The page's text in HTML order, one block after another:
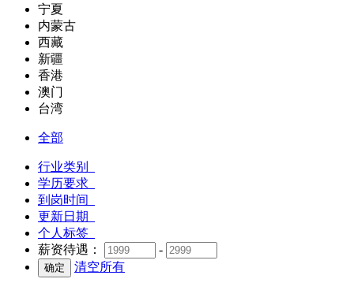
宁夏
内蒙古
西藏
新疆
香港
澳门
台湾
全部
行业类别
学历要求
到岗时间
更新日期
个人标签
薪资待遇：
-
清空所有